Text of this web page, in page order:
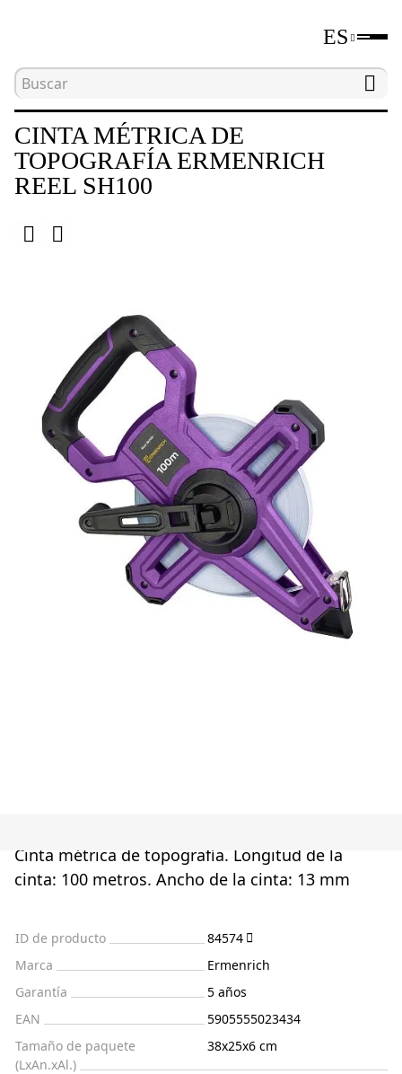
ES
Inicio Herramientas de medición de
CINTA MÉTRICA DE
TOPOGRAFÍA ERMENRICH
REEL SH100
Cinta métrica de topografía. Longitud de la
cinta: 100 metros. Ancho de la cinta: 13 mm
ID de producto
84574
Marca
Ermenrich
Garantía
5 años
EAN
5905555023434
Tamaño de paquete
(LxAn.xAl.)
38x25x6 cm